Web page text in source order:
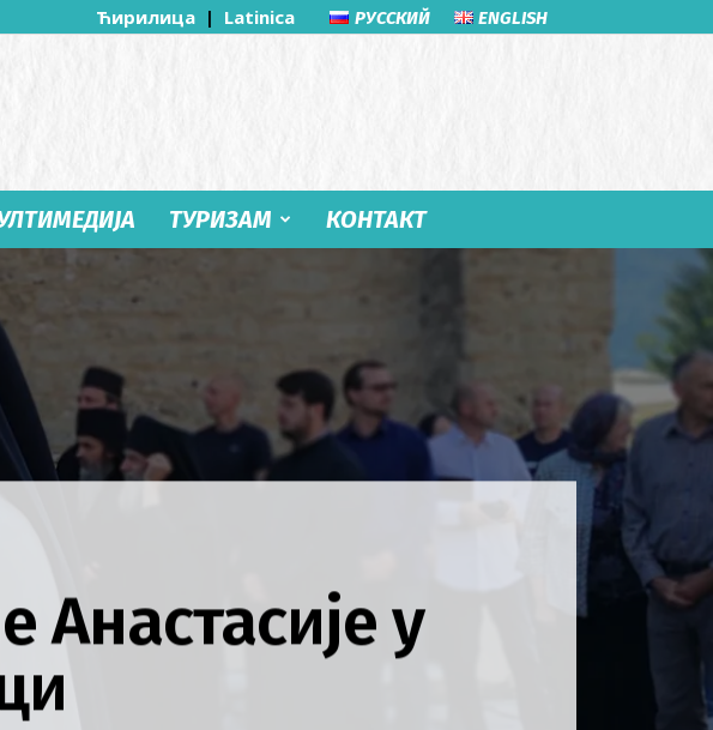
Ћирилица | Latinica РУССКИЙ ENGLISH
ТУРИЗАМ КОНТАКТ
у